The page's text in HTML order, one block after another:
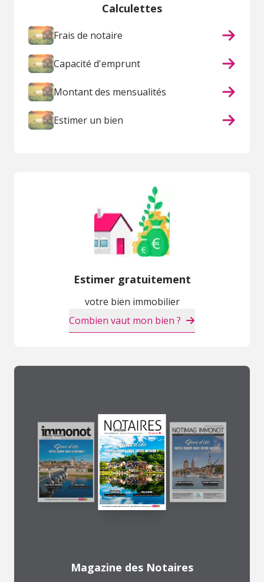
Calculettes
Frais de notaire
Capacité d'emprunt
Montant des mensualités
Estimer un bien
Estimer gratuitement
votre bien immobilier
Combien vaut mon bien ?
Magazine des Notaires